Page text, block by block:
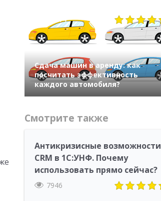
14414
Сдача машин в аренду: как
посчитать эффективность
каждого автомобиля?
Смотрите также
Антикризисные возможности
CRM в 1С:УНФ. Почему
использовать прямо сейчас?
7946